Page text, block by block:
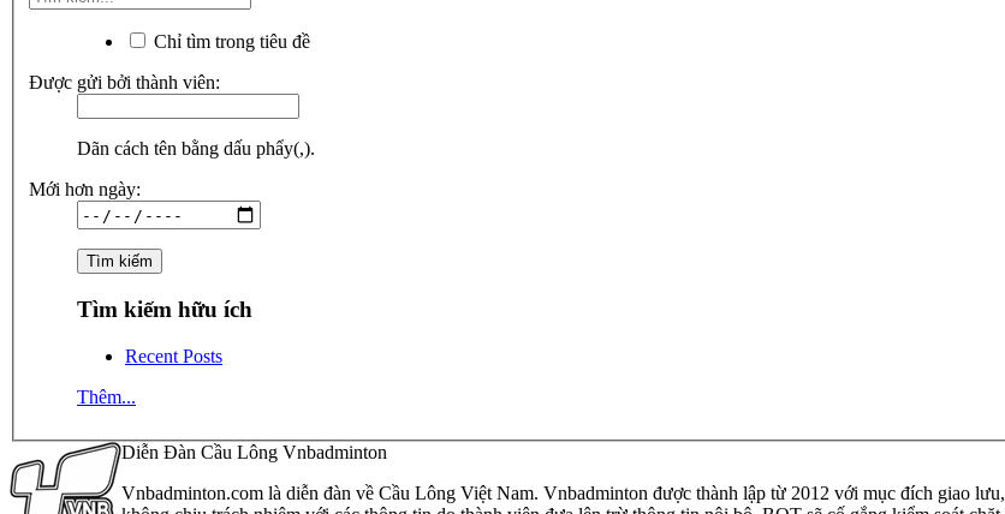
Chỉ tìm trong tiêu đề
Được gửi bởi thành viên:
Dãn cách tên bằng dấu phẩy(,).
Mới hơn ngày:
Tìm kiếm hữu ích
Recent Posts
Thêm...
Diễn Đàn Cầu Lông Vnbadminton
Vnbadminton.com là diễn đàn về Cầu Lông Việt Nam. Vnbadminton được thành lập từ 2012 với mục đích giao